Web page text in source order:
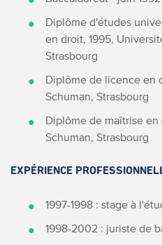
Diplôme d'études
en droit, 1995,
Strasbourg
Diplôme de licence en
Schuman, Strasbourg
Diplôme de maîtrise en
Schuman, Strasbourg
EXPÉRIENCE
1997-1998 : stage à
1998-2002 : juriste de